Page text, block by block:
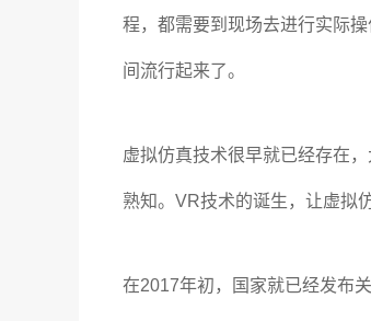
程，都需要到现场去进行实际
间流行起来了。
虚拟仿真技术很早就已经存在
熟知。VR技术的诞生，让虚拟
在2017年初，国家就已经发布